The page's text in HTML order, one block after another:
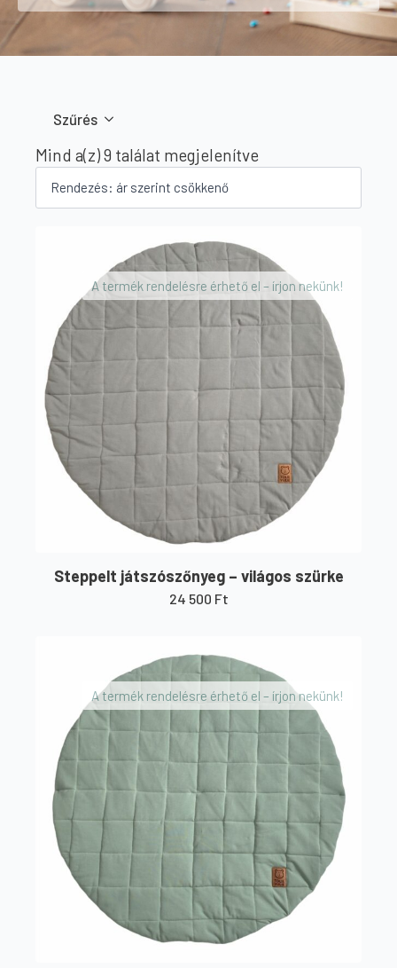
Szűrés
Mind a(z) 9 találat megjelenítve
low
A termék rendelésre érhető el – írjon nekünk!
Steppelt játszószőnyeg – világos szürke
24 500 Ft
A termék rendelésre érhető el – írjon nekünk!